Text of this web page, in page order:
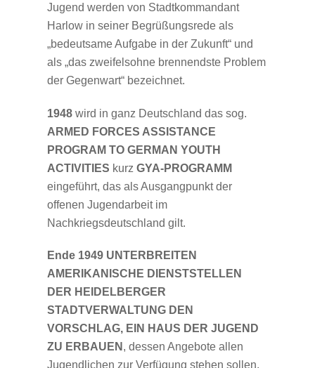
Jugend werden von Stadtkommandant
Harlow in seiner Begrüßungsrede als
„bedeutsame Aufgabe in der Zukunft“ und
als „das zweifelsohne brennendste Problem
der Gegenwart“ bezeichnet.
1948 wird in ganz Deutschland das sog.
ARMED FORCES ASSISTANCE
PROGRAM TO GERMAN YOUTH
ACTIVITIES kurzGYA-PROGRAMM
eingeführt, das als Ausgangpunkt der
offenen Jugendarbeit im
Nachkriegsdeutschland gilt.
Ende 1949 UNTERBREITEN
AMERIKANISCHE DIENSTSTELLEN
DER HEIDELBERGER
STADTVERWALTUNG DEN
VORSCHLAG, EIN HAUS DER JUGEND
ZU ERBAUEN , dessen Angebote allen
Jugendlichen zur Verfügung stehen sollen.